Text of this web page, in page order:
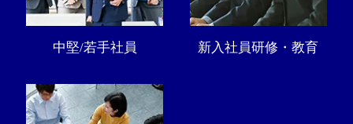
中堅/若手社員 新入社員研修・教育